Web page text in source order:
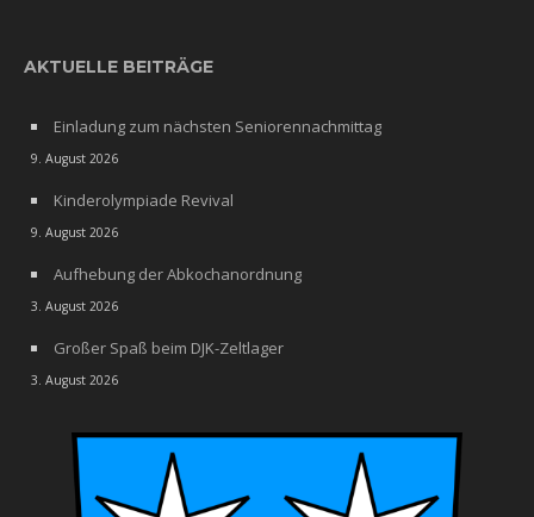
AKTUELLE BEITRÄGE
Einladung zum nächsten Seniorennachmittag
9. August 2026
Kinderolympiade Revival
9. August 2026
Aufhebung der Abkochanordnung
3. August 2026
Großer Spaß beim DJK-Zeltlager
3. August 2026